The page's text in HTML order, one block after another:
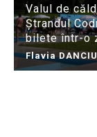
Valul de
Ștrandul
bilete într-o
Flavia DANCIU